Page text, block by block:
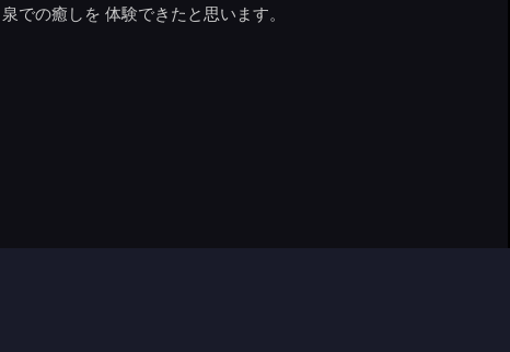
泉での癒しを 体験できたと思います。